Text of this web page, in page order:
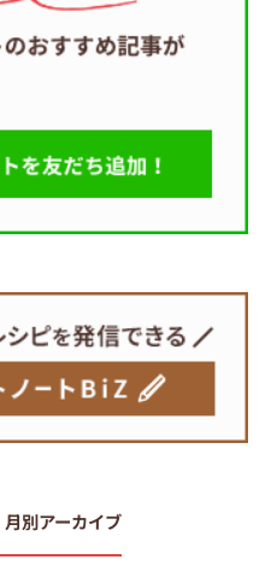
月別アーカイブ